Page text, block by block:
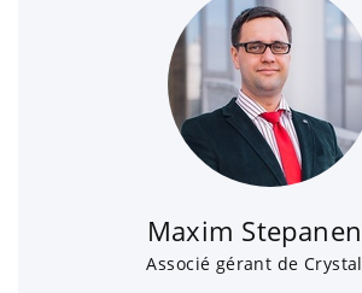
Maxim
Associé gérant de